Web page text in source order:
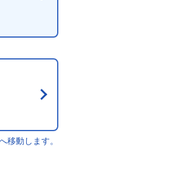
移動します。